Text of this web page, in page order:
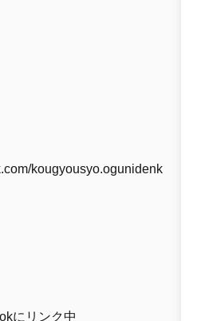
kougyousyo.ogunidenk
にリンク中